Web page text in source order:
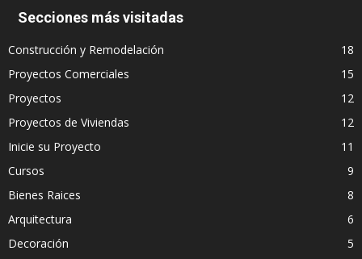
Secciones más visitadas
Construcción y Remodelación
18
Proyectos Comerciales
15
Proyectos
12
Proyectos de Viviendas
12
Inicie su Proyecto
11
Cursos
9
Bienes Raices
8
Arquitectura
6
Decoración
5